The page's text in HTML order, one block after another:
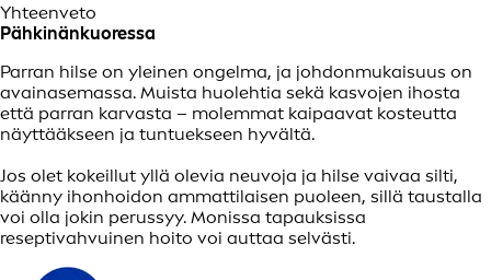
Yhteenveto
Pähkinänkuoressa
Parran hilse on yleinen ongelma, ja johdonmukaisuus on
avainasemassa. Muista huolehtia sekä kasvojen ihosta
että parran karvasta – molemmat kaipaavat kosteutta
näyttääkseen ja tuntuekseen hyvältä.
Jos olet kokeillut yllä olevia neuvoja ja hilse vaivaa silti,
käänny ihonhoidon ammattilaisen puoleen, sillä taustalla
voi olla jokin perussyy. Monissa tapauksissa
reseptivahvuinen hoito voi auttaa selvästi.